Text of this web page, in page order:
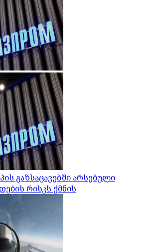
გაზსაცავებში არსებული
რისკს ქმნის